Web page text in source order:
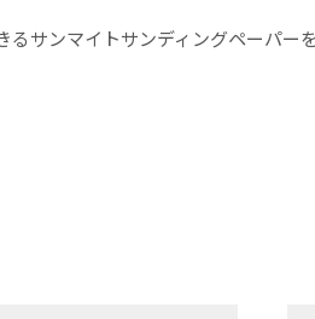
サンマイトサンディングペーパー